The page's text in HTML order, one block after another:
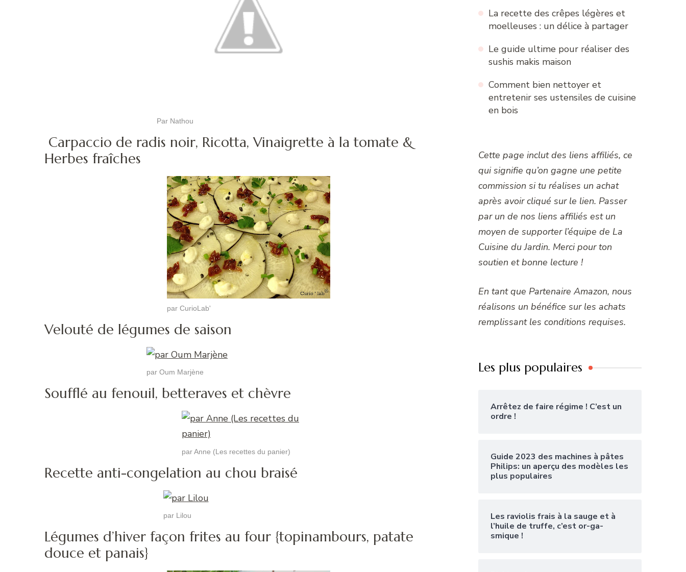
Par Nathou
Carpaccio de radis noir, Ricotta, Vinaigrette à la tomate &
Herbes fraîches
par CurioLab'
Velouté de légumes de saison
par Oum Marjène
Soufflé au fenouil, betteraves et chèvre
par Anne (Les recettes du panier)
Recette anti-congelation au chou braisé
par Lilou
Légumes d’hiver façon frites au four {topinambours, patate
douce et panais}
La recette des crêpes légères et
moelleuses : un délice à partager
Le guide ultime pour réaliser des
sushis makis maison
Comment bien nettoyer et
entretenir ses ustensiles de cuisine
en bois
Cette page inclut des liens affiliés, ce
qui signifie qu’on gagne une petite
commission si tu réalises un achat
après avoir cliqué sur le lien. Passer
par un de nos liens affiliés est un
moyen de supporter l’équipe de La
Cuisine du Jardin. Merci pour ton
soutien et bonne lecture !
En tant que Partenaire Amazon, nous
réalisons un bénéfice sur les achats
remplissant les conditions requises.
Les plus populaires
Arrêtez de faire régime ! C’est un
ordre !
Guide 2023 des machines à pâtes
Philips: un aperçu des modèles les
plus populaires
Les raviolis frais à la sauge et à
l’huile de truffe, c’est or-ga-
smique !